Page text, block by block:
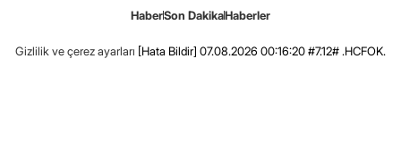
HaberSon DakikaHaberler
Gizlilik ve çerez ayarları [Hata Bildir] 07.08.2026 00:16:20 #7.12# .HCFOK.